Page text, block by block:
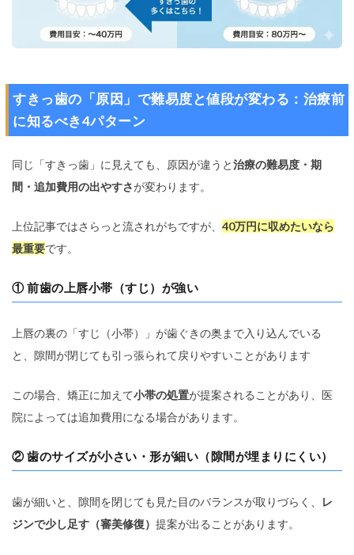
すきっ歯の「原因」で難易度と値段が変わる：治療前
に知るべき4パターン
同じ「すきっ歯」に見えても、原因が違うと治療の難易度・期
間・追加費用の出やすさが変わります。
上位記事ではさらっと流されがちですが、 40万円に収めたいなら
最重要です。
① 前歯の上唇小帯（すじ）が強い
上唇の裏の「すじ（小帯）」が歯ぐきの奥まで入り込んでいる
と、隙間が閉じても引っ張られて戻りやすいことがあります
この場合、矯正に加えて小帯の処置が提案されることがあり、医
院によっては追加費用になる場合があります。
② 歯のサイズが小さい・形が細い（隙間が埋まりにくい）
歯が細いと、隙間を閉じても見た目のバランスが取りづらく、
レ
ジンで少し足す（審美修復） 提案が出ることがあります。